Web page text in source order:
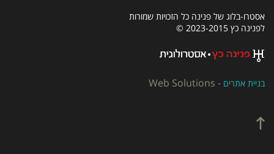
אסטרו-בלוג של פנינה כל הזכויות שמורות
לפנינה כץ 2023-2015 ©
בניית אתרים -
Web Solutions